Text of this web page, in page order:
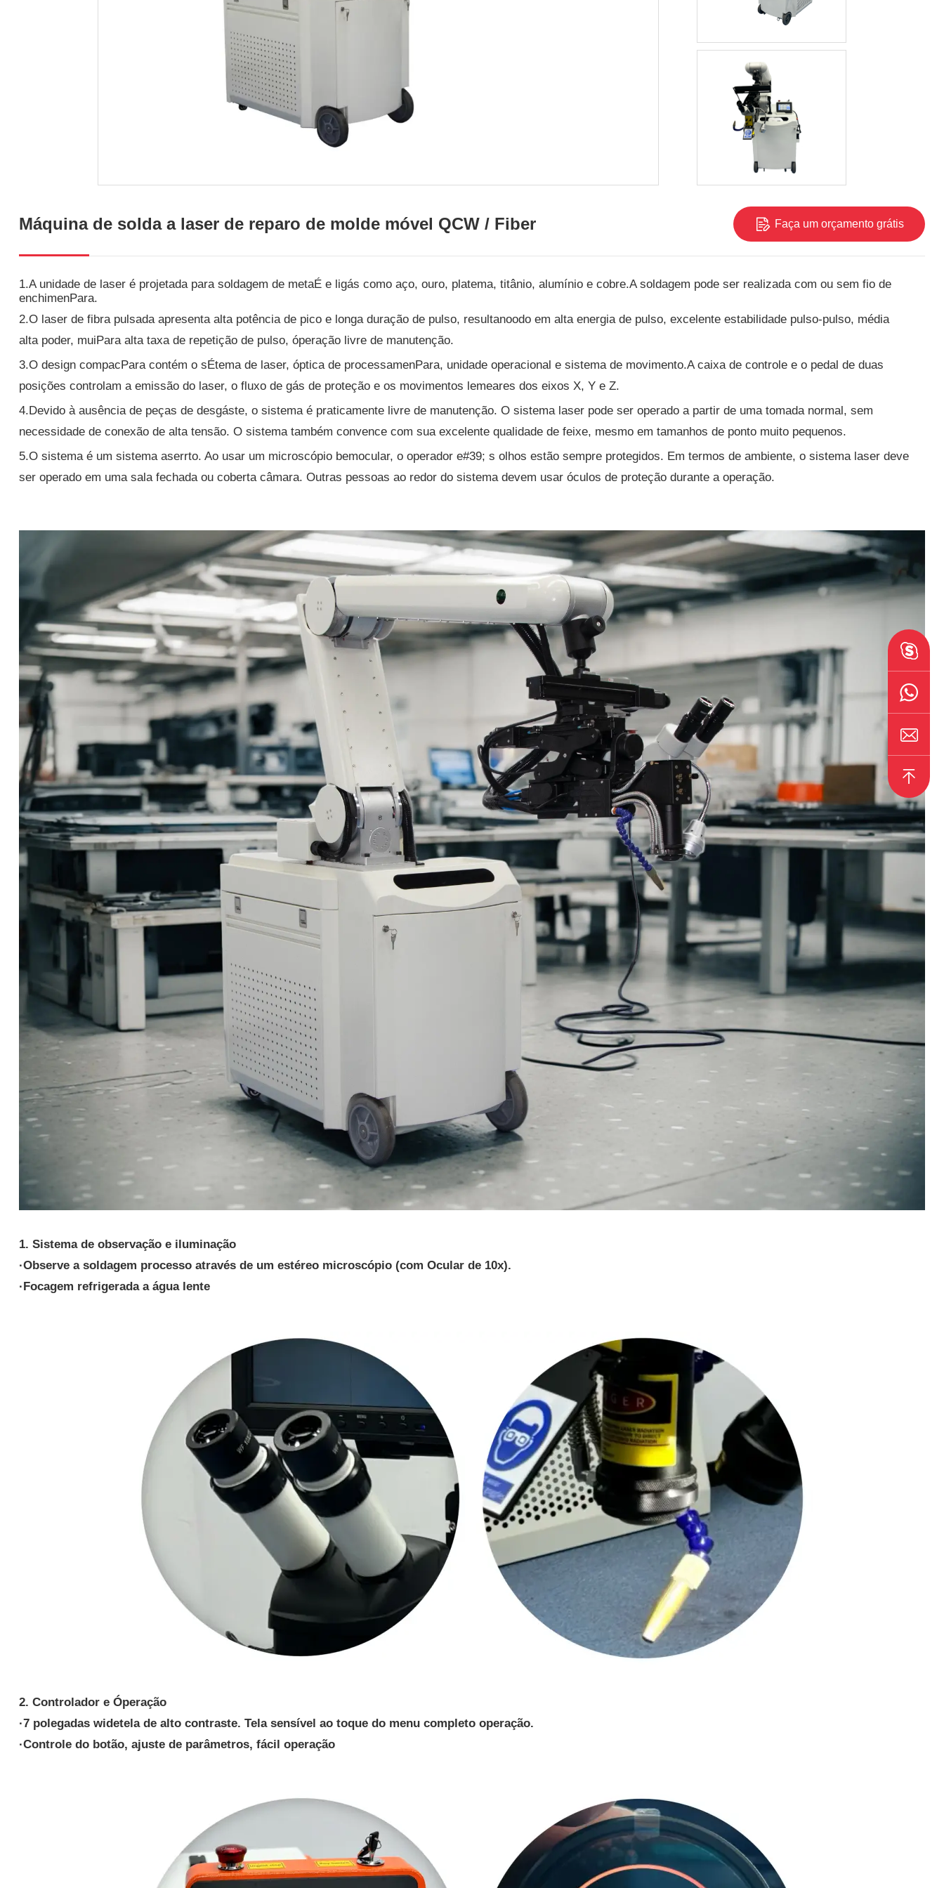
Máquina de solda a laser de reparo de molde móvel QCW / Fiber Faça um orçamento grátis
1.A unidade de laser é projetada para soldagem de metaÉ e ligás como aço, ouro, platema, titânio, alumínio e cobre.A soldagem pode ser realizada com ou sem fio de
enchimenPara.
2.O laser de fibra pulsada apresenta alta potência de pico e longa duração de pulso, resultanoodo em alta energia de pulso, excelente estabilidade pulso-pulso, média
alta poder, muiPara alta taxa de repetição de pulso, óperação livre de manutenção.
3.O design compacPara contém o sÉtema de laser, óptica de processamenPara, unidade operacional e sistema de movimento.A caixa de controle e o pedal de duas
posições controlam a emissão do laser, o fluxo de gás de proteção e os movimentos lemeares dos eixos X, Y e Z.
4.Devido à ausência de peças de desgáste, o sistema é praticamente livre de manutenção. O sistema laser pode ser operado a partir de uma tomada normal, sem
necessidade de conexão de alta tensão. O sistema também convence com sua excelente qualidade de feixe, mesmo em tamanhos de ponto muito pequenos.
5.O sistema é um sistema aserrto. Ao usar um microscópio bemocular, o operador e#39; s olhos estão sempre protegidos. Em termos de ambiente, o sistema laser deve
ser operado em uma sala fechada ou coberta câmara. Outras pessoas ao redor do sistema devem usar óculos de proteção durante a operação.
1. Sistema de observação e iluminação
·Observe a soldagem processo através de um estéreo microscópio (com Ocular de 10x).
·Focagem refrigerada a água lente
2. Controlador e Óperação
·7 polegadas widetela de alto contraste. Tela sensível ao toque do menu completo operação.
·Controle do botão, ajuste de parâmetros, fácil operação